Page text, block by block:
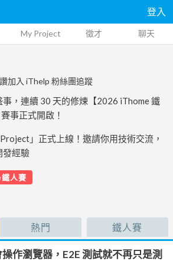
登入
My Project 徵才 聊天
加入 iThelp 粉絲團追蹤
，連續 30 天的修煉【2026 iThome 鐵
事正式開啟！
」正式上線！邀請你用技術交流，
發經驗
人賽
熱門 鐵人賽
作瀏覽器，E2E 測試就不再只是測